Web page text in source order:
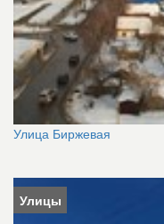
Улица Биржевая
Улицы